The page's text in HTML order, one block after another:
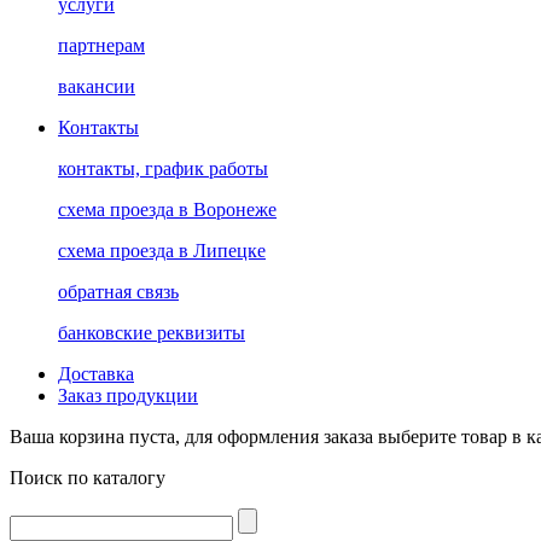
услуги
партнерам
вакансии
Контакты
контакты, график работы
схема проезда в Воронеже
схема проезда в Липецке
обратная связь
банковские реквизиты
Доставка
Заказ продукции
Ваша корзина пуста, для оформления заказа выберите товар в
Поиск по каталогу